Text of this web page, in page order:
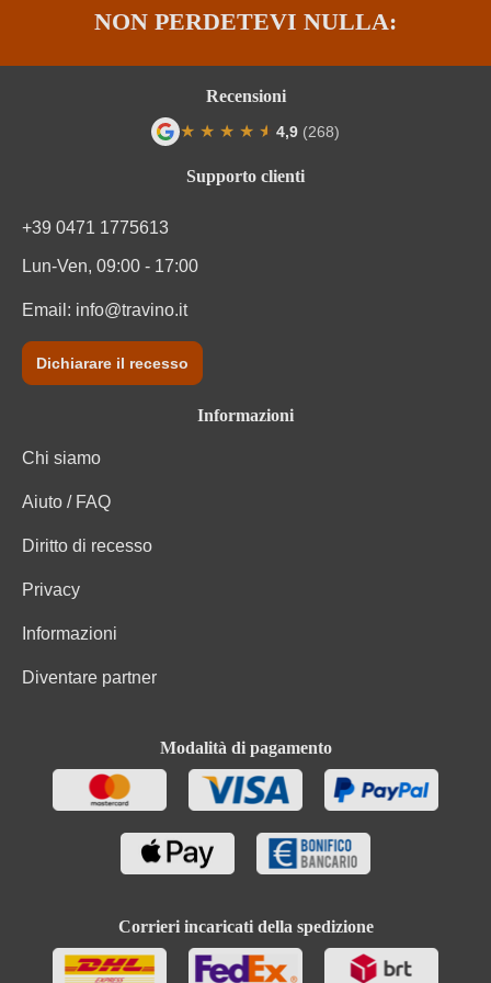
NON PERDETEVI NULLA:
Supporto clienti
+39 0471 1775613
Lun-Ven, 09:00 - 17:00
Email: info@travino.it
Dichiarare il recesso
Informazioni
Chi siamo
Aiuto / FAQ
Diritto di recesso
Privacy
Informazioni
Diventare partner
Modalità di pagamento
Corrieri incaricati della spedizione
Recensioni
★ ★ ★ ★ ★
★ 4,9 (268)